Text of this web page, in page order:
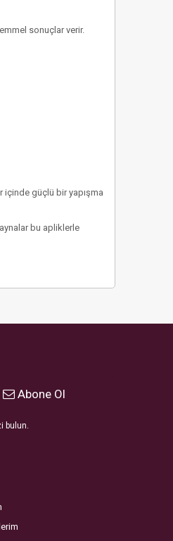
sonuçlar verir.
içinde güçlü bir yapışma
bu apliklerle
Abone Ol
bulun.